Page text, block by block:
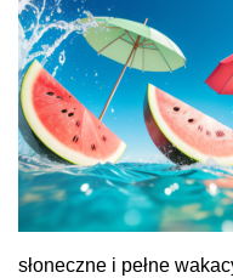
słoneczne i pełne